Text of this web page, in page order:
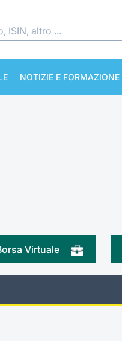
NOTIZIE E FORMAZIONE
Virtuale